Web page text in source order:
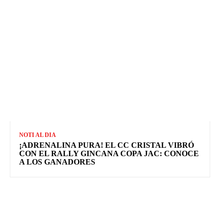
NOTI AL DIA
¡ADRENALINA PURA! EL CC CRISTAL VIBRÓ
CON EL RALLY GINCANA COPA JAC: CONOCE
A LOS GANADORES